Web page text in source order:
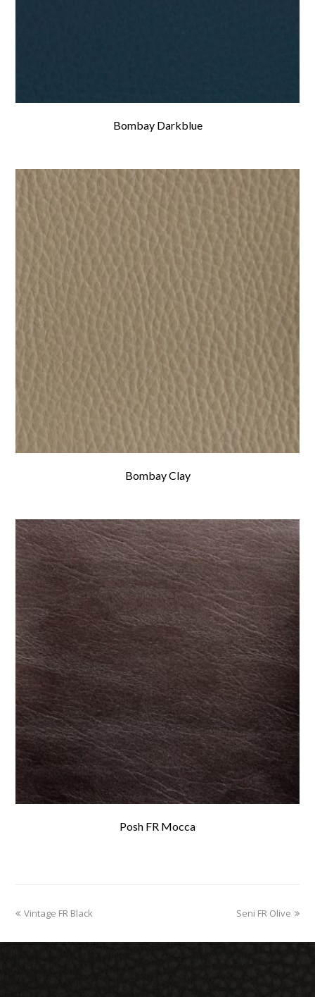
Bombay Darkblue
Bombay Clay
Posh FR Mocca
previous
Vintage FR Black
next
Seni FR Olive